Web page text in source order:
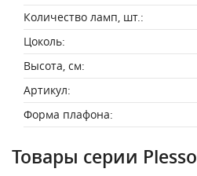
Количество ламп, шт.:
Цоколь:
Высота, см:
Артикул:
Форма плафона:
Товары серии Plesso